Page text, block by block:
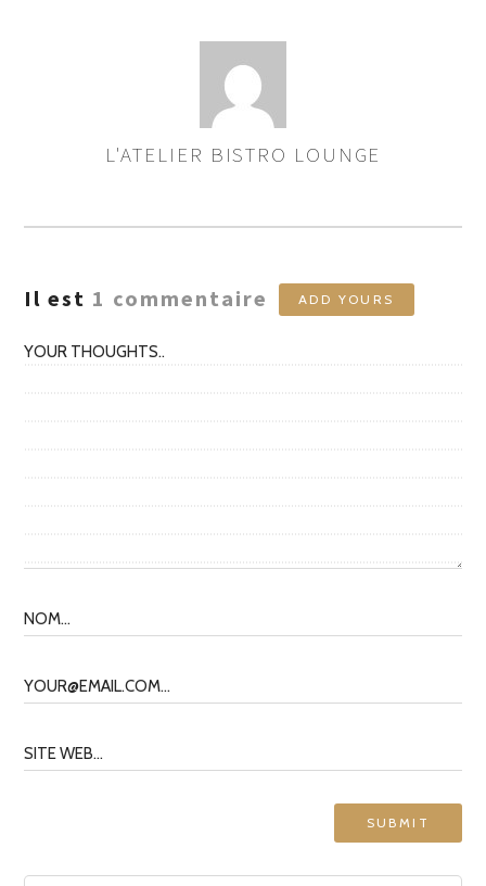
ASSIGNER
AUTEURS
L'ATELIER BISTRO LOUNGE
Il est 1 commentaire ADD YOURS